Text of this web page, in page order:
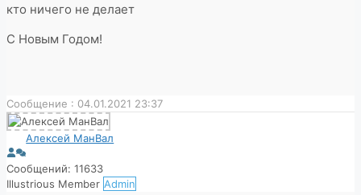
кто ничего не делает
С Новым Годом!
Сообщение : 04.01.2021 23:37
Алексей МанВал
Сообщений: 11633
Illustrious Member Admin